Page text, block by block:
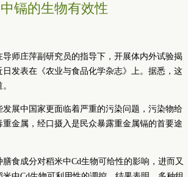
镉的生物有效性
师庄萍副研究员的指导下，开展体内外试验揭
发表在《农业与食品化学杂志》上。据悉，这
展中国家更面临着严重的污染问题，污染物给
金属，经口摄入是民众暴露重金属镉的首要途
食成分对稻米中Cd生物可给性的影响，进而又